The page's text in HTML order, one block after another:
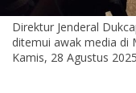
Direktur Jenderal
ditemui awak media di
Kamis, 28 Agustus